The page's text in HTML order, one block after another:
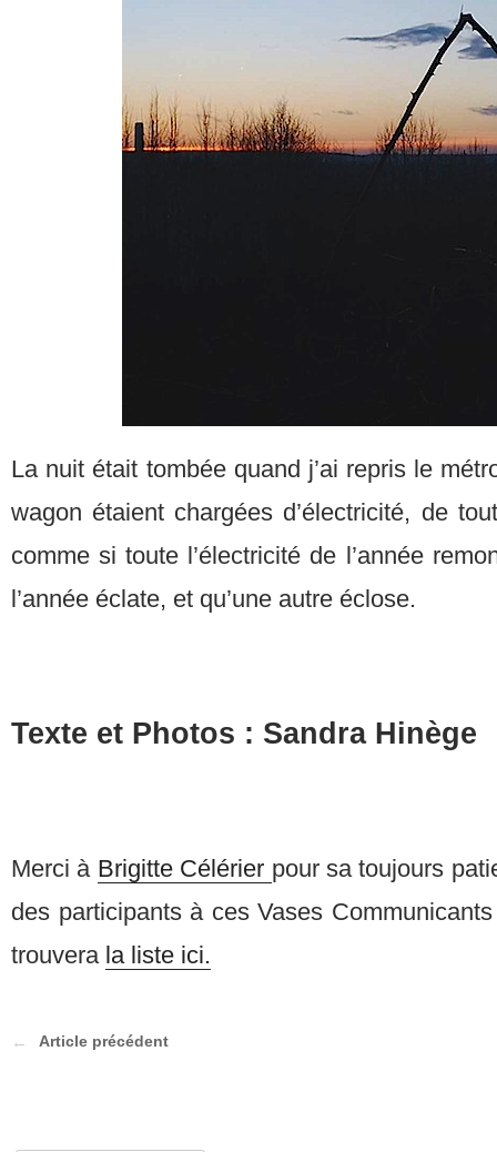
La nuit était tombée quand j’ai repris le
wagon étaient chargées d’électricité, de
comme si toute l’électricité de l’année
l’année éclate, et qu’une autre éclose.
Texte et Photos : Sandra Hinège
Merci à Brigitte Célérier pour sa toujours
des participants à ces Vases
trouvera la liste ici.
Article précédent